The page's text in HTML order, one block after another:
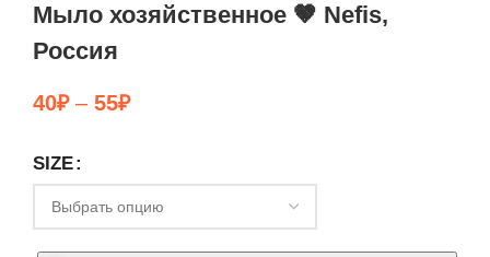
Мыло хозяйственное 🤎 Nefis,
Россия
40₽ – 55₽
SIZE